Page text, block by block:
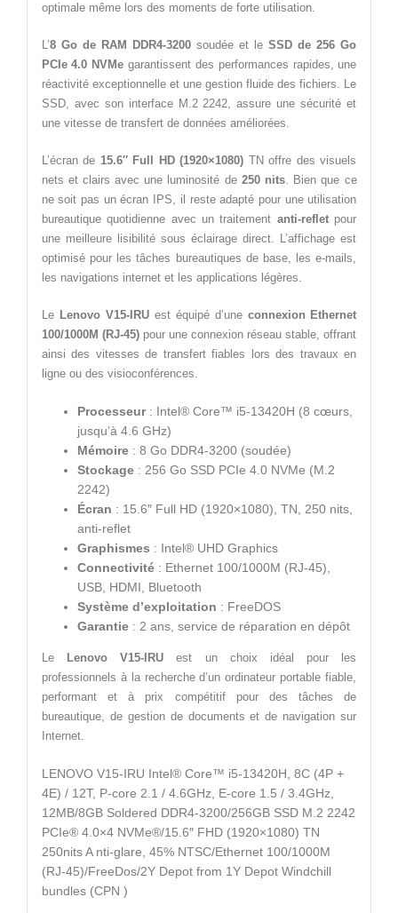
optimale même lors des moments de forte utilisation.
L’8 Go de RAM DDR4-3200soudée et leSSD de 256 Go
PCIe 4.0 NVMe garantissent des performances rapides, une
réactivité exceptionnelle et une gestion fluide des fichiers. Le
SSD, avec son interface M.2 2242, assure une sécurité et
une vitesse de transfert de données améliorées.
L’écran de 15.6″ Full HD (1920×1080) TN offre des visuels
nets et clairs avec une luminosité de 250 nits. Bien que ce
ne soit pas un écran IPS, il reste adapté pour une utilisation
bureautique quotidienne avec un traitement anti-reflet pour
une meilleure lisibilité sous éclairage direct. L’affichage est
optimisé pour les tâches bureautiques de base, les e-mails,
les navigations internet et les applications légères.
Le Lenovo V15-IRUest équipé d’une connexion Ethernet
100/1000M (RJ-45)pour une connexion réseau stable, offrant
ainsi des vitesses de transfert fiables lors des travaux en
ligne ou des visioconférences.
Processeur: Intel® Core™ i5-13420H (8 cœurs,
jusqu’à 4.6 GHz)
Mémoire: 8 Go DDR4-3200 (soudée)
Stockage: 256 Go SSD PCIe 4.0 NVMe (M.2
2242)
Écran : 15.6″ Full HD (1920×1080), TN, 250 nits,
anti-reflet
Graphismes : Intel® UHD Graphics
Connectivité: Ethernet 100/1000M (RJ-45),
USB, HDMI, Bluetooth
Système d’exploitation : FreeDOS
Garantie: 2 ans, service de réparation en dépôt
Le Lenovo V15-IRU est un choix idéal pour les
professionnels à la recherche d’un ordinateur portable fiable,
performant et à prix compétitif pour des tâches de
bureautique, de gestion de documents et de navigation sur
Internet.
LENOVO V15-IRU Intel® Core™ i5-13420H, 8C (4P +
4E) / 12T, P-core 2.1 / 4.6GHz, E-core 1.5 / 3.4GHz,
12MB/8GB Soldered DDR4-3200/256GB SSD M.2 2242
PCIe® 4.0×4 NVMe®/15.6″ FHD (1920×1080) TN
250nits A nti-glare, 45% NTSC/Ethernet 100/1000M
(RJ-45)/FreeDos/2Y Depot from 1Y Depot Windchill
bundles (CPN )